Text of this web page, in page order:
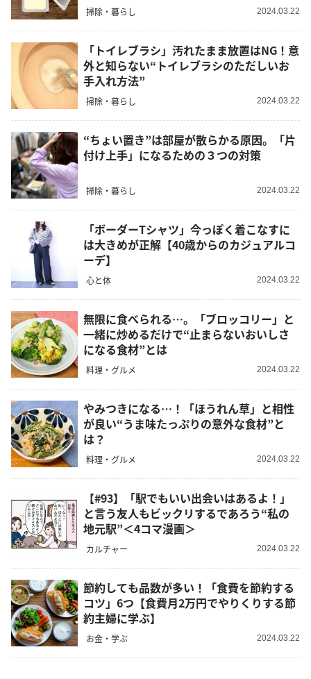
掃除・暮らし 2024.03.22
「トイレブラシ」汚れたまま放置はNG！意
外と知らない“トイレブラシのただしいお
手入れ方法”
掃除・暮らし 2024.03.22
“ちょい置き”は部屋が散らかる原因。「片
付け上手」になるための３つの対策
掃除・暮らし 2024.03.22
「ボーダーTシャツ」今っぽく着こなすに
は大きめが正解【40歳からのカジュアルコ
ーデ】
心と体 2024.03.22
無限に食べられる…。「ブロッコリー」と
一緒に炒めるだけで“止まらないおいしさ
になる食材”とは
料理・グルメ 2024.03.22
やみつきになる…！「ほうれん草」と相性
が良い“うま味たっぷりの意外な食材”と
は？
料理・グルメ 2024.03.22
【#93】「駅でもいい出会いはあるよ！」
と言う友人もビックリするであろう“私の
地元駅”＜4コマ漫画＞
カルチャー 2024.03.22
節約しても品数が多い！「食費を節約する
コツ」6つ【食費月2万円でやりくりする節
約主婦に学ぶ】
お金・学ぶ 2024.03.22